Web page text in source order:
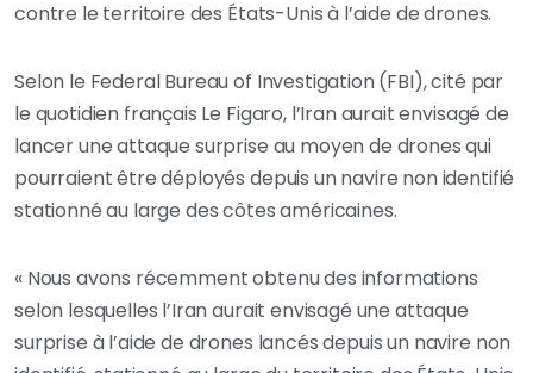
contre le territoire des États-Unis à l’aide de drones.
Selon le Federal Bureau of Investigation (FBI), cité par
le quotidien français Le Figaro, l’Iran aurait envisagé de
lancer une attaque surprise au moyen de drones qui
pourraient être déployés depuis un navire non identifié
stationné au large des côtes américaines.
« Nous avons récemment obtenu des informations
selon lesquelles l’Iran aurait envisagé une attaque
surprise à l’aide de drones lancés depuis un navire non